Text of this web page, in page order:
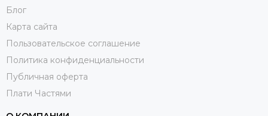
Блог
Карта сайта
Пользовательское соглашение
Политика конфиденциальности
Публичная оферта
Плати Частями